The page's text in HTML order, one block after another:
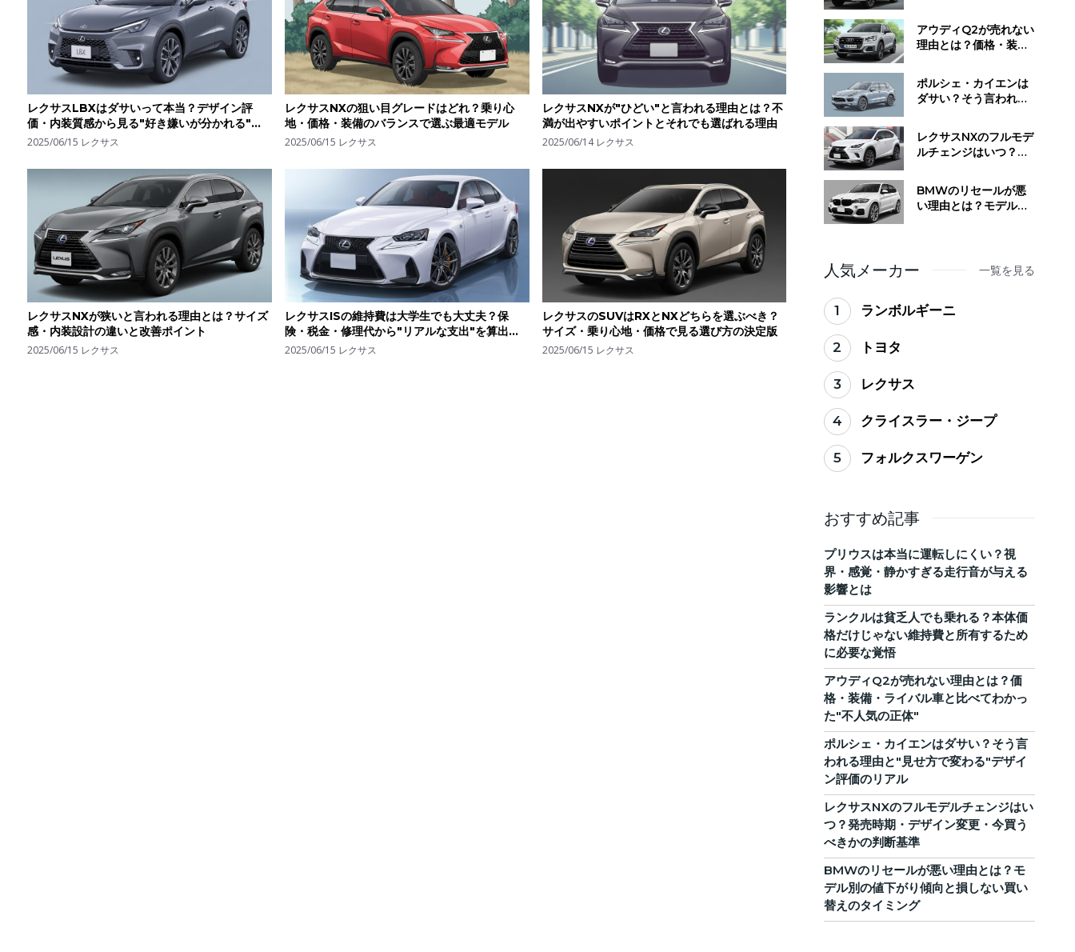
レクサスLBXはダサいって本当？デザイン評
価・内装質感から見る"好き嫌いが分かれる"理
由
2025/06/15 レクサス
レクサスNXの狙い目グレードはどれ？乗り心
地・価格・装備のバランスで選ぶ最適モデル
2025/06/15 レクサス
レクサスNXが"ひどい"と言われる理由とは？不
満が出やすいポイントとそれでも選ばれる理由
2025/06/14 レクサス
レクサスNXが狭いと言われる理由とは？サイズ
感・内装設計の違いと改善ポイント
2025/06/15 レクサス
レクサスISの維持費は大学生でも大丈夫？保
険・税金・修理代から"リアルな支出"を算出し
てみた
2025/06/15 レクサス
レクサスのSUVはRXとNXどちらを選ぶべき？
サイズ・乗り心地・価格で見る選び方の決定版
2025/06/15 レクサス
するために必要な覚悟
アウディQ2が売れない
理由とは？価格・装
てわかった"不人気の正
体"
ポルシェ・カイエンは
ダサい？そう言われる
る"デザイン評価のリア
ル
レクサスNXのフルモデ
ルチェンジはいつ？発
更・今買うべきかの判
断基準
BMWのリセールが悪
い理由とは？モデル別
人気メーカー 一覧を見る
1 ランボルギーニ
2 トヨタ
3 レクサス
4 クライスラー・ジープ
5 フォルクスワーゲン
おすすめ記事
プリウスは本当に運転しにくい？視
界・感覚・静かすぎる走行音が与える
影響とは
ランクルは貧乏人でも乗れる？本体価
格だけじゃない維持費と所有するため
に必要な覚悟
アウディQ2が売れない理由とは？価
格・装備・ライバル車と比べてわかっ
た"不人気の正体"
ポルシェ・カイエンはダサい？そう言
われる理由と"見せ方で変わる"デザイ
ン評価のリアル
レクサスNXのフルモデルチェンジはい
つ？発売時期・デザイン変更・今買う
べきかの判断基準
BMWのリセールが悪い理由とは？モ
デル別の値下がり傾向と損しない買い
替えのタイミング